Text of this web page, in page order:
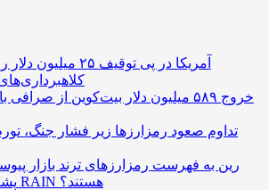
آمریکا در پی توقیف ۲۵
خروج ۵۸۹ میلیون دلار بیت‌کوین از
تداوم صعود رمزارزها زیر فشار جنگ،
رین به فهرست رمزارزهای ترند بازار
پشت صعود قیمت RAIN هستند؟